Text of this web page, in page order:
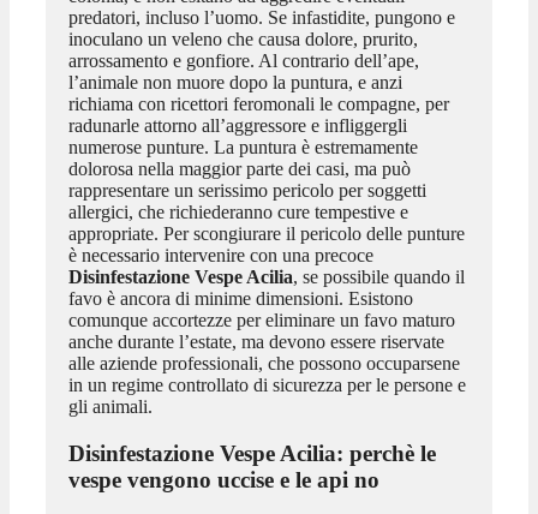
predatori, incluso l’uomo. Se infastidite, pungono e
inoculano un veleno che causa dolore, prurito,
arrossamento e gonfiore. Al contrario dell’ape,
l’animale non muore dopo la puntura, e anzi
richiama con ricettori feromonali le compagne, per
radunarle attorno all’aggressore e infliggergli
numerose punture. La puntura è estremamente
dolorosa nella maggior parte dei casi, ma può
rappresentare un serissimo pericolo per soggetti
allergici, che richiederanno cure tempestive e
appropriate. Per scongiurare il pericolo delle punture
è necessario intervenire con una precoce
Disinfestazione Vespe Acilia, se possibile quando il
favo è ancora di minime dimensioni. Esistono
comunque accortezze per eliminare un favo maturo
anche durante l’estate, ma devono essere riservate
alle aziende professionali, che possono occuparsene
in un regime controllato di sicurezza per le persone e
gli animali.
Disinfestazione Vespe Acilia: perchè le
vespe vengono uccise e le api no